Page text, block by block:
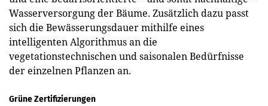
Wasserversorgung der Bäume. Zusätzlich dazu passt
sich die Bewässerungsdauer mithilfe eines
intelligenten Algorithmus an die
vegetationstechnischen und saisonalen Bedürfnisse
der einzelnen Pflanzen an.
Grüne Zertifizierungen